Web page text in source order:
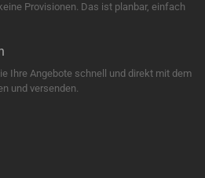
Provisionen. Das ist planbar, einfach
Ihre Angebote schnell und direkt mit dem
und versenden.